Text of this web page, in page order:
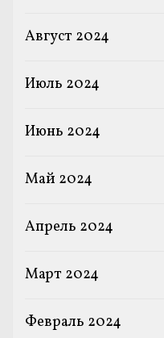
Август 2024
Июль 2024
Июнь 2024
Май 2024
Апрель 2024
Март 2024
Февраль 2024